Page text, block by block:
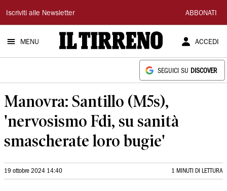
Il
Tirreno
Iscriviti alle Newsletter ABBONATI
MENU ACCEDI
SEGUICI SU DISCOVER
Manovra: Santillo (M5s),
'nervosismo Fdi, su sanità
smascherate loro bugie'
19 ottobre 2024 14:40 1 MINUTI DI LETTURA